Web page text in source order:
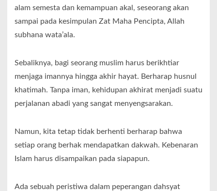
alam semesta dan kemampuan akal, seseorang akan
sampai pada kesimpulan Zat Maha Pencipta, Allah
subhana wata’ala.
Sebaliknya, bagi seorang muslim harus berikhtiar
menjaga imannya hingga akhir hayat. Berharap husnul
khatimah. Tanpa iman, kehidupan akhirat menjadi suatu
perjalanan abadi yang sangat menyengsarakan.
Namun, kita tetap tidak berhenti berharap bahwa
setiap orang berhak mendapatkan dakwah. Kebenaran
Islam harus disampaikan pada siapapun.
Ada sebuah peristiwa dalam peperangan dahsyat